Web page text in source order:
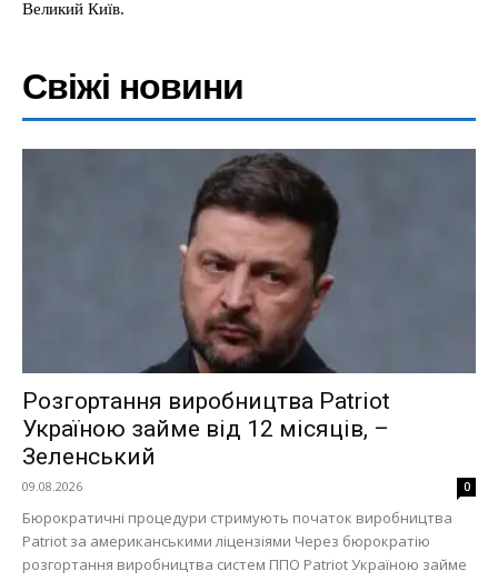
Великий Київ.
Свіжі новини
Розгортання виробництва Patriot
Україною займе від 12 місяців, –
Зеленський
09.08.2026 0
Бюрократичні процедури стримують початок виробництва
Patriot за американськими ліцензіями Через бюрократію
розгортання виробництва систем ППО Patriot Україною займе